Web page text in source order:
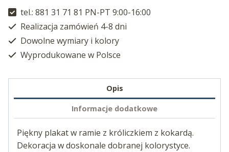
tel.: 881 31 71 81 PN-PT 9:00-16:00
Realizacja zamówień 4-8 dni
Dowolne wymiary i kolory
Wyprodukowane w Polsce
Opis
Informacje dodatkowe
Piękny plakat w ramie z króliczkiem z kokardą.
Dekoracja w doskonale dobranej kolorystyce.